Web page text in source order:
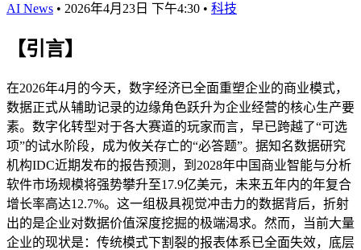
AI News • 2026年4月23日 下午4:30 • 科技
【引言】
在2026年4月的今天，数字经济已全面重塑企业的商业模式，
数据正式从辅助记录的边缘角色跃升为企业经营的核心生产要
素。数字化转型对于各大赛道的玩家而言，早已跨越了“可选
项”的试水阶段，成为攸关存亡的“必答题”。据知名数据研究
机构IDC近期发布的报告预测，到2028年中国商业智能与分析
软件市场规模将强势攀升至17.9亿美元，未来五年内的年复合
增长率高达12.7%。这一组极具视觉冲击力的数据背后，折射
出的是企业对数据价值深度挖掘的极端渴求。然而，当前大量
企业的现状是：传统模式下割裂的报表体系已全面失效，底层